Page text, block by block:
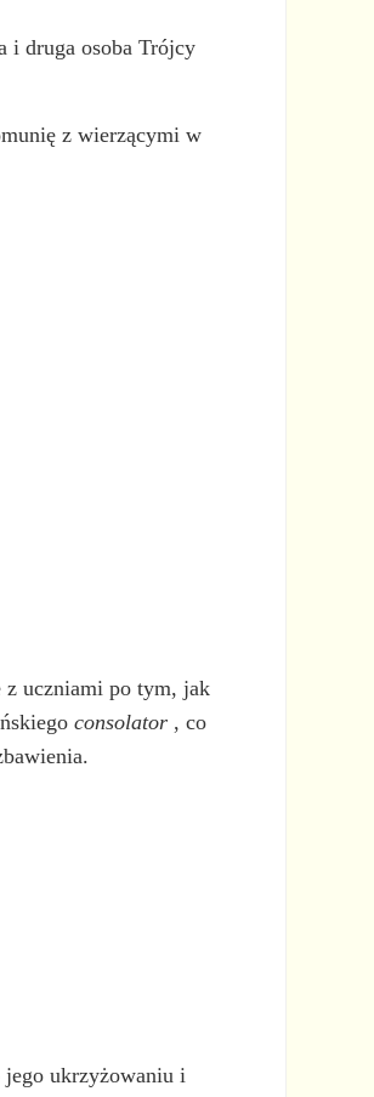
i druga osoba Trójcy
z wierzącymi w
z uczniami po tym, jak
consolator , co
jego ukrzyżowaniu i